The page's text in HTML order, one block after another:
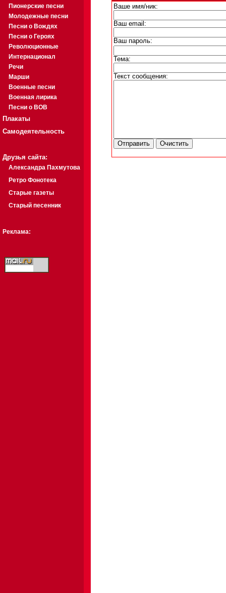
Пионерские песни
Молодежные песни
Песни о Вождях
Песни о Героях
Революционные
Интернационал
Речи
Марши
Военные песни
Военная лирика
Песни о ВОВ
Плакаты
Самодеятельность
Друзья сайта:
Александра Пахмутова
Ретро Фонотека
Старые газеты
Старый песенник
Реклама:
Ваше имя/ник:
Ваш email:
Ваш пароль:
Тема:
Текст сообщения: